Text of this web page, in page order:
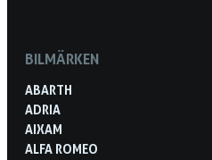
BILMÄRKEN
ABARTH
ADRIA
AIXAM
ALFA ROMEO